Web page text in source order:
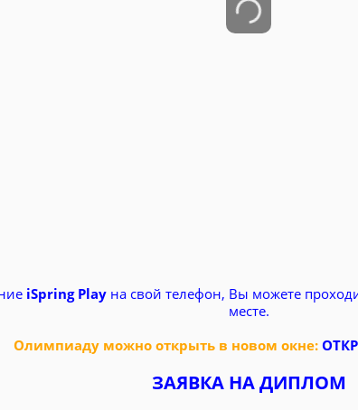
iSpring Playна свой телефон, Вы можете
месте.
Олимпиаду можно открыть в новом окне:
ЗАЯВКА НА ДИПЛОМ